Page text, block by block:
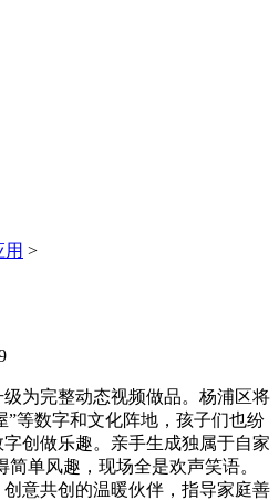
用 >
完整动态视频做品。杨浦区将
”等数字和文化阵地，孩子们也纷
创做乐趣。亲手生成独属于自家
单风趣，现场全是欢声笑语。
意共创的温暖伙伴，指导家庭善